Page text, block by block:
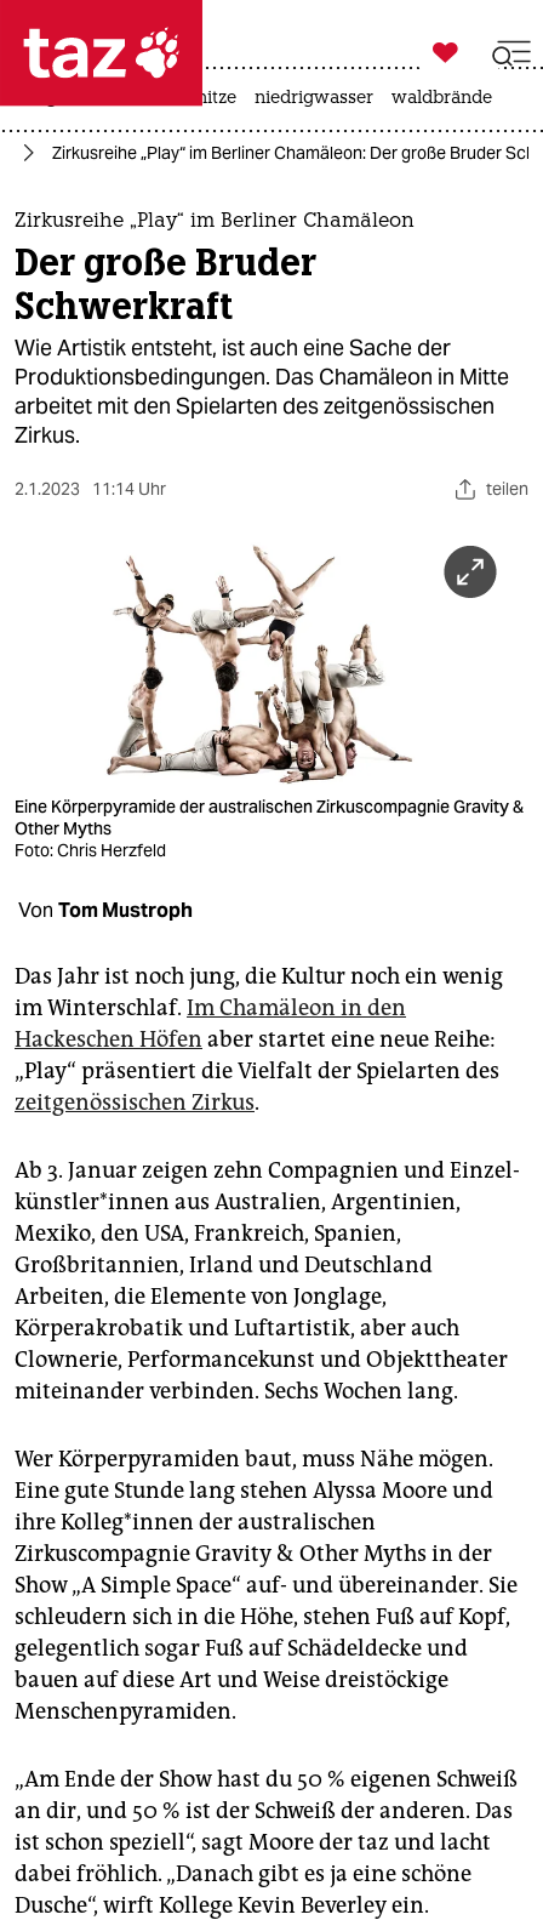
 taz zahl ich
taz zahl ich
themen
politik
öko
gesellschaft
kultur
sport
veranstaltungen
shop
fragen & hilfe
abo
genossenschaft
epaper login

taz zahl ich
hitze niedrigwasser waldbrände
Zirkusreihe „Play“ im Berliner Chamäleon: Der große Bruder
Zirkusreihe „Play“ im Berliner Chamäleon
Der große Bruder
Schwerkraft
Wie Artistik entsteht, ist auch eine Sache der
Produktionsbedingungen. Das Chamäleon in Mitte
arbeitet mit den Spielarten des zeitgenössischen
Zirkus.
2.1.2023 11:14 Uhr teilen
Eine Körperpyramide der australischen Zirkuscompagnie Gravity &
Other Myths
Foto: Chris Herzfeld
Von Tom Mustroph
Das Jahr ist noch jung, die Kultur noch ein wenig
im Winterschlaf. Im Chamäleon in den
Hackeschen Höfen aber startet eine neue Reihe:
„Play“ präsentiert die Vielfalt der Spielarten des
zeitgenössischen Zirkus.
Ab 3. Januar zeigen zehn Compagnien und Ein­zel­
künst­le­r*in­nen aus Australien, Argentinien,
Mexiko, den USA, Frankreich, Spanien,
Großbritannien, Irland und Deutschland
Arbeiten, die Elemente von Jonglage,
Körperakrobatik und Luftartistik, aber auch
Clownerie, Performancekunst und Objekttheater
miteinander verbinden. Sechs Wochen lang.
Wer Körperpyramiden baut, muss Nähe mögen.
Eine gute Stunde lang stehen Alyssa Moore und
ihre Kol­le­g*in­nen der australischen
Zirkuscompagnie Gravity & Other Myths in der
Show „A Simple Space“ auf- und übereinander. Sie
schleudern sich in die Höhe, stehen Fuß auf Kopf,
gelegentlich sogar Fuß auf Schädeldecke und
bauen auf diese Art und Weise dreistöckige
Menschenpyramiden.
„Am Ende der Show hast du 50 % eigenen Schweiß
an dir, und 50 % ist der Schweiß der anderen. Das
ist schon speziell“, sagt Moore der taz und lacht
dabei fröhlich. „Danach gibt es ja eine schöne
Dusche“, wirft Kollege Kevin Beverley ein.